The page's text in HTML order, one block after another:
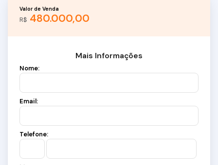
R$ 480.000,00
Valor de Venda
Mais Informações
Nome:
Email:
Telefone: